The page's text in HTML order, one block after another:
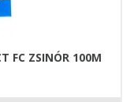
FC ZSINÓR 100M